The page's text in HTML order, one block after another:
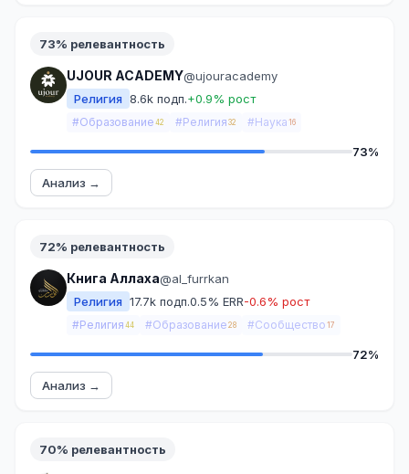
73% релевантность
UJOUR ACADEMY@ujouracademy
Религия 8.6k подп.+0.9% рост
#Образование 42 #Религия 32 #Наука 16
73%
Анализ →
72% релевантность
Книга Аллаха@al_furrkan
Религия 17.7k подп.0.5% ERR-0.6% рост
#Религия 44 #Образование 28 #Сообщество 17
72%
Анализ →
70% релевантность